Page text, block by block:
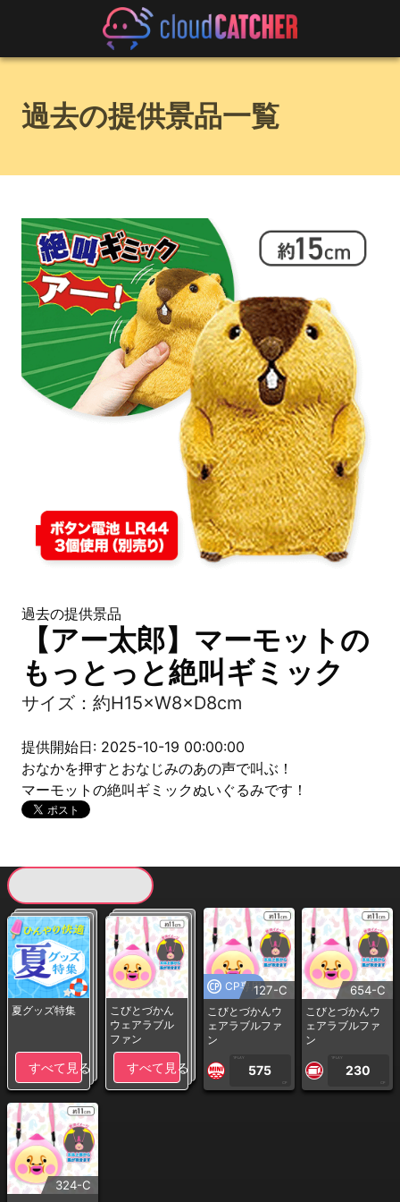
過去の提供景品一覧
過去の提供景品
【アー太郎】マーモットの
もっとっと絶叫ギミック
サイズ：約H15×W8×D8cm
提供開始日: 2025-10-19 00:00:00
おなかを押すとおなじみのあの声で叫ぶ！
マーモットの絶叫ギミックぬいぐるみです！
夏グッズ特集
すべて見る
こびとづかん
ウェアラブル
ファン
すべて見る
CP専用127-C
こびとづかんウ
ェアラブルファ
ン
1PLAY
575
CP
654-C
こびとづかんウ
ェアラブルファ
ン
1PLAY
230
CP
324-C